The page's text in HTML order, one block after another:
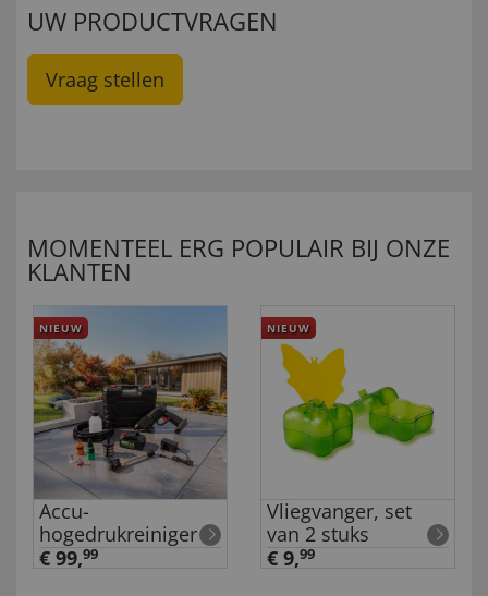
UW PRODUCTVRAGEN
Vraag stellen
MOMENTEEL ERG POPULAIR BIJ ONZE
KLANTEN
NIEUW
Accu-
hogedrukreiniger
€ 99,99
NIEUW
Vliegvanger, set
van 2 stuks
€ 9,99